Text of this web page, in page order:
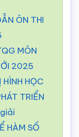
ÔN THI
MÔN
2025
HỌC
TRIỂN
HÀM SỐ